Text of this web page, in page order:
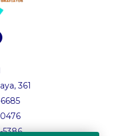
361
5386